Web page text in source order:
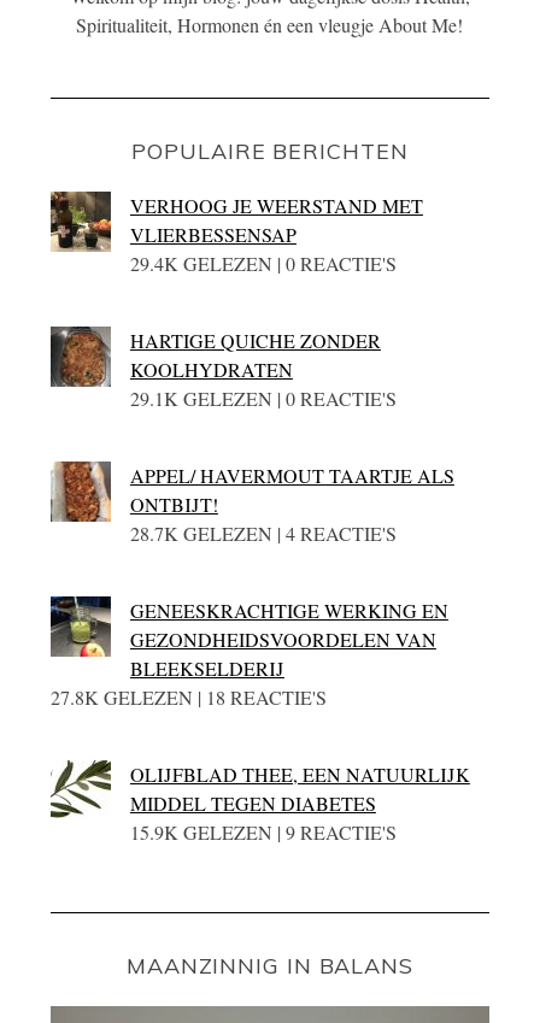
Spiritualiteit, Hormonen én een vleugje About Me!
POPULAIRE BERICHTEN
VERHOOG JE WEERSTAND MET
VLIERBESSENSAP
29.4K GELEZEN | 0 REACTIE'S
HARTIGE QUICHE ZONDER
KOOLHYDRATEN
29.1K GELEZEN | 0 REACTIE'S
APPEL/ HAVERMOUT TAARTJE ALS
ONTBIJT!
28.7K GELEZEN | 4 REACTIE'S
GENEESKRACHTIGE WERKING EN
GEZONDHEIDSVOORDELEN VAN
BLEEKSELDERIJ
27.8K GELEZEN | 18 REACTIE'S
OLIJFBLAD THEE, EEN NATUURLIJK
MIDDEL TEGEN DIABETES
15.9K GELEZEN | 9 REACTIE'S
MAANZINNIG IN BALANS